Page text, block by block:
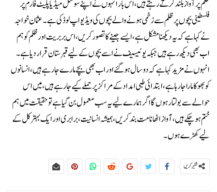
ظلم پر آواز بلند کرتے رہتے ہیں، اس بار انہوں نے اپنے سوشل میڈیا پلیٹ فارم پر
فلسطینی بچوں پر ظلم سے زخمی ہونے والے بچوں کی ویڈیو اپ لوڈ کی ہے۔عثمان خواجہ
نے کہا ہے کہ یہ دیکھنا مشکل ہے، ایسے جینے کا تصور کریں، اس بربریت اور ظلم کو ہم
اب بھی دیکھ رہے ہیں جبکہ یونیسیف نے اسے بچوں کے لیے قبرستان قرار دیا ہے۔
انہوں نے مزید کہا ہے کہ دو سال ہو گئے اور اب بھی بچے مارے جا رہے ہیں، انسانوں
کو بھوکا مارا جارہا ہے، ابتدائی طبی امداد کے مراکز پر حملے کیے جا رہے ہیں، میں اس
حوالے سے بولتا رہوں گا اگر ہمارے لیے یہ سب معمول بن گیا ہے تو حقیقت میں ہم
ختم ہو چکے ہیں، آواز اٹھانا مت بند کریں، ہمیشہ انسانیت، برابری اور ایک بہتر کل کے
لیے کھڑے ہوں۔
شئیر کریں